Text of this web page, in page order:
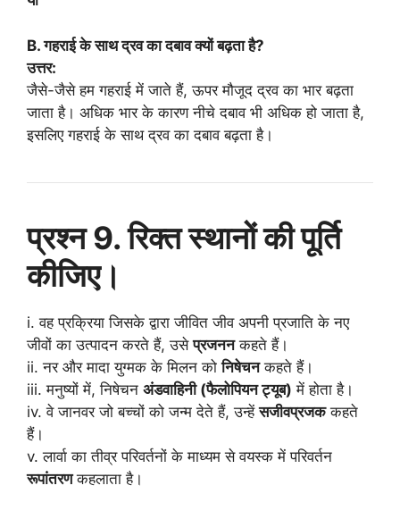
B. गहराई के साथ द्रव का दबाव क्यों बढ़ता है?
उत्तर:
जैसे-जैसे हम गहराई में जाते हैं, ऊपर मौजूद द्रव का भार बढ़ता
जाता है। अधिक भार के कारण नीचे दबाव भी अधिक हो जाता है,
इसलिए गहराई के साथ द्रव का दबाव बढ़ता है।
प्रश्न 9. रिक्त स्थानों की पूर्ति
कीजिए।
i. वह प्रक्रिया जिसके द्वारा जीवित जीव अपनी प्रजाति के नए
जीवों का उत्पादन करते हैं, उसेप्रजननकहते हैं।
ii. नर और मादा युग्मक के मिलन कोनिषेचनकहते हैं।
iii. मनुष्यों में, निषेचन अंडवाहिनी (फैलोपियन ट्यूब) में होता है।
iv. वे जानवर जो बच्चों को जन्म देते हैं, उन्हेंसजीवप्रजककहते
हैं।
v. लार्वा का तीव्र परिवर्तनों के माध्यम से वयस्क में परिवर्तन
रूपांतरणकहलाता है।